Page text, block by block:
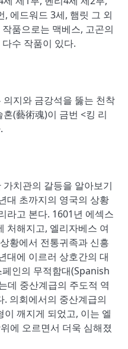
에드워드 3세, 햄릿 그 외
품으로는 맥베스, 고곤의
수 작품이 있다.
지와 금강석을 뚫는 천착
(藝術魂)이 금번 <킹 리
치관의 갈등을 알아보기
대 초까지의 영국의 상황
라고 본다. 1601년 에섹스
처해지고, 엘리자베스 여
황에서 전통귀족과 신흥
대에 이르러 상호간의 대
인의 무적함대(Spanish
중산계급의 주도적 역
의회에서의 중산계급의
깨지게 되었고, 이는 엘
에 오르면서 더욱 심해졌